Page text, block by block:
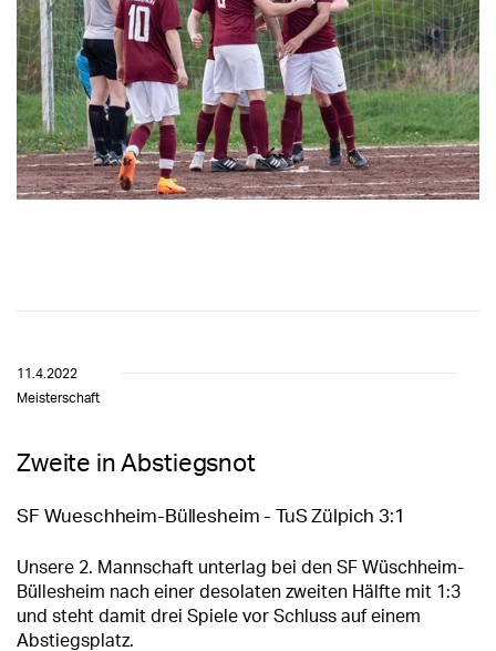
11.4.2022
Meisterschaft
Zweite in Abstiegsnot
SF Wueschheim-Büllesheim - TuS Zülpich 3:1
Unsere 2. Mannschaft unterlag bei den SF Wüschheim-
Büllesheim nach einer desolaten zweiten Hälfte mit 1:3
und steht damit drei Spiele vor Schluss auf einem
Abstiegsplatz.